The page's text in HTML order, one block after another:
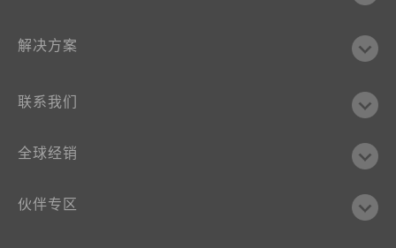
解决方案
联系我们
全球经销
伙伴专区